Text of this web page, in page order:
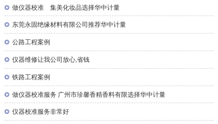
◎ 做仪器校准 集美化妆品选择华中计量
◎ 东莞永固绝缘材料有限公司推荐华中计量
◎ 公路工程案例
◎ 仪器维修让我公司放心,省钱
◎ 铁路工程案例
◎ 做仪器校准服务 广州市珍馨香精香料有限选择华中计量
◎ 仪器校准服务非常好